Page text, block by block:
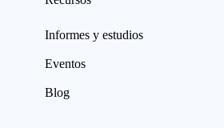
Informes y estudios
Eventos
Blog